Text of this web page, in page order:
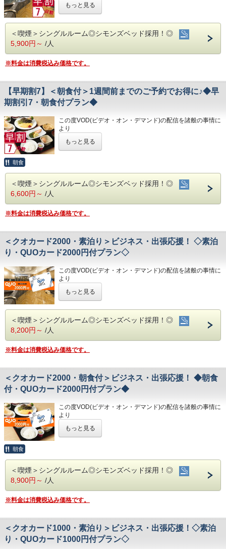
・JR高知駅…徒歩5分
・高知IC…車で約10分
・高知龍馬空港…車で約25分
20分
・繁華街…徒歩約15分/はりまや橋…徒歩約10分
第30番札所 善楽寺…車で約15分
第31番札所 竹林寺…車で約20分
第33番札所 雪蹊寺…車で約20分
※大型車をご利用の場合は必ずご連絡ください
※駐車場は先着順になります
・全館無料Wi-Fi対応
・コインランドリー、乾燥機設置
・VOD(ビデオオンデマンド)設置(500円/泊)
・24時間フロント対応
・JR高知駅…徒歩5分
・高知IC…車で約10分
・高知龍馬空港…車で約25分
◇周辺観光◇
・繁華街…徒歩約15分/はりまや橋…徒歩約10分
・お遍路(四国八十八ヶ所)
第33番札所 雪蹊寺…車で約20分
港屋の朝食は日替わりメニュー！
どちらもバランスの良い定食スタイルの朝食です！
お米は高知のブランド米を使用しており、なんとお替り自由
◇お風呂◇
広々とした大浴場は一日の疲れが癒やされると好評です!
旅の疲れを癒して下さい。男湯にはサウナも完備♪
営業時間
・男女大浴場/15:00～25:00/6:00～9:00
・男性用サウナ/15:00～24:00
◇駐車場◇
(700円/泊 ※車輌の大きさによって料金が異なります)
※大型車をご利用の場合は必ずご連絡ください
※駐車場は先着順になります
します
・全館無料Wi-Fi対応
・コインランドリー、乾燥機設置
・VOD(ビデオオンデマンド)設置(500円/泊)
・各種無料貸出グッズ
・24時間フロント対応
・JR高知駅…徒歩5分
・高知IC…車で約10分
・高知龍馬空港…車で約25分
20分
・繁華街…徒歩約15分/はりまや橋…徒歩約10分
第30番札所 善楽寺…車で約15分
第31番札所 竹林寺…車で約20分
第33番札所 雪蹊寺…車で約20分
りました。
今までご愛顧いただき、誠にありがとうございました。
何卒ご理解を賜りますようお願い申し上げます。
☆港屋自慢のサービス・ベッド・大浴場でおくつろぎくださ
い☆
★☆ひと目で分かる！ホテル港屋の５つの特徴☆★
①心のこもったアットホームなお客さま対応
③良質の睡眠をご提供!シモンズ社製ベッドを全洋室に採用
④広々とした男女大浴場!深夜は1時まで朝は6時00分から入
男湯にはサウナも!
こちらのプランには朝食は付いておりません。
広々とした大浴場は一日の疲れが癒やされると好評です!
旅の疲れを癒して下さい。男湯にはサウナも完備♪
・男性用サウナ/15:00～24:00
◇駐車場◇
・大型トラックやバスも駐車可能な専用平置き駐車場37台
完備。
(700円/泊 ※車輌の大きさによって料金が異なります)
※大型車をご利用の場合は必ずご連絡ください
※駐車場は先着順になります
・全館無料Wi-Fi対応
・コインランドリー、乾燥機設置
・VOD(ビデオオンデマンド)設置(500円/泊)
・24時間フロント対応
・JR高知駅…徒歩5分
・高知IC…車で約10分
・高知龍馬空港…車で約25分
◇周辺観光◇
・繁華街…徒歩約15分/はりまや橋…徒歩約10分
・お遍路(四国八十八ヶ所)
第33番札所 雪蹊寺…車で約20分
もっと見る
＜喫煙＞シングルルーム◎シモンズベッド採用！◎
5,900円～ /人
※料金は消費税込み価格です。
【早期割7】＜朝食付＞1週間前までのご予約でお得に♪◆早
期割引7・朝食付プラン◆
この度VOD(ビデオ・オン・デマンド)の配信を諸般の事情に
より
りました。
今までご愛顧いただき、誠にありがとうございました。
★こちらは朝食付きのプランとなります★
★港屋自慢の朝定食を食べて朝から元気にご出発ください★
①心のこもったアットホームなお客さま対応
②JR高知駅から徒歩5分の好立地!
③良質の睡眠をご提供!シモンズ社製ベッドを全洋室に採用
④広々とした男女大浴場!深夜は1時まで朝は6時00分から入
男湯にはサウナも!
⑤ホテルに隣接した平置き駐車場!大型車やバスも駐車可能
港屋の朝食は日替わりメニュー！
どちらもバランスの良い定食スタイルの朝食です！
お米は高知のブランド米を使用しており、なんとお替り自由
◇お風呂◇
広々とした大浴場は一日の疲れが癒やされると好評です!
旅の疲れを癒して下さい。男湯にはサウナも完備♪
営業時間
・男女大浴場/15:00～25:00/6:00～9:00
・男性用サウナ/15:00～24:00
◇駐車場◇
(700円/泊 ※車輌の大きさによって料金が異なります)
※大型車をご利用の場合は必ずご連絡ください
※駐車場は先着順になります
します
・全館無料Wi-Fi対応
・コインランドリー、乾燥機設置
・VOD(ビデオオンデマンド)設置(500円/泊)
・各種無料貸出グッズ
もっと見る
朝食
＜喫煙＞シングルルーム◎シモンズベッド採用！◎
6,600円～ /人
※料金は消費税込み価格です。
＜クオカード2000・素泊り＞ビジネス・出張応援！ ◇素泊
り・QUOカード2000円付プラン◇
この度VOD(ビデオ・オン・デマンド)の配信を諸般の事情に
より
りました。
今までご愛顧いただき、誠にありがとうございました。
何卒ご理解を賜りますようお願い申し上げます。
☆港屋自慢のサービス・ベッド・大浴場でおくつろぎくださ
い☆
★☆ひと目で分かる！ホテル港屋の５つの特徴☆★
①心のこもったアットホームなお客さま対応
②JR高知駅から徒歩5分の好立地!
③良質の睡眠をご提供!シモンズ社製ベッドを全洋室に採用
浴可能
男湯にはサウナも!
⑤ホテルに隣接した平置き駐車場!大型車やバスも駐車可能
◇お風呂◇
広々とした大浴場は一日の疲れが癒やされると好評です!
営業時間
・男女大浴場/15:00～25:00/6:00～9:00
◇駐車場◇
・大型トラックやバスも駐車可能な専用平置き駐車場37台
もっと見る
＜喫煙＞シングルルーム◎シモンズベッド採用！◎
8,200円～ /人
※料金は消費税込み価格です。
＜クオカード2000・朝食付＞ビジネス・出張応援！ ◆朝食
付・QUOカード2000円付プラン◆
この度VOD(ビデオ・オン・デマンド)の配信を諸般の事情に
より
りました。
今までご愛顧いただき、誠にありがとうございました。
★こちらは朝食付きのプランとなります★
★港屋自慢の朝定食を食べて朝から元気にご出発ください★
★☆ひと目で分かる！ホテル港屋の５つの特徴☆★
①心のこもったアットホームなお客さま対応
③良質の睡眠をご提供!シモンズ社製ベッドを全洋室に採用
④広々とした男女大浴場!深夜は1時まで朝は6時00分から入
浴可能
男湯にはサウナも!
もっと見る
朝食
＜喫煙＞シングルルーム◎シモンズベッド採用！◎
8,900円～ /人
※料金は消費税込み価格です。
＜クオカード1000・素泊り＞ビジネス・出張応援！◇素泊
り・QUOカード1000円付プラン◇